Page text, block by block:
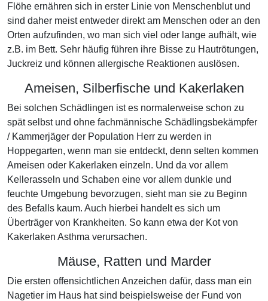
Flöhe ernähren sich in erster Linie von Menschenblut und
sind daher meist entweder direkt am Menschen oder an den
Orten aufzufinden, wo man sich viel oder lange aufhält, wie
z.B. im Bett. Sehr häufig führen ihre Bisse zu Hautrötungen,
Juckreiz und können allergische Reaktionen auslösen.
Ameisen, Silberfische und Kakerlaken
Bei solchen Schädlingen ist es normalerweise schon zu
spät selbst und ohne fachmännische Schädlingsbekämpfer
/ Kammerjäger der Population Herr zu werden in
Hoppegarten, wenn man sie entdeckt, denn selten kommen
Ameisen oder Kakerlaken einzeln. Und da vor allem
Kellerasseln und Schaben eine vor allem dunkle und
feuchte Umgebung bevorzugen, sieht man sie zu Beginn
des Befalls kaum. Auch hierbei handelt es sich um
Überträger von Krankheiten. So kann etwa der Kot von
Kakerlaken Asthma verursachen.
Mäuse, Ratten und Marder
Die ersten offensichtlichen Anzeichen dafür, dass man ein
Nagetier im Haus hat sind beispielsweise der Fund von